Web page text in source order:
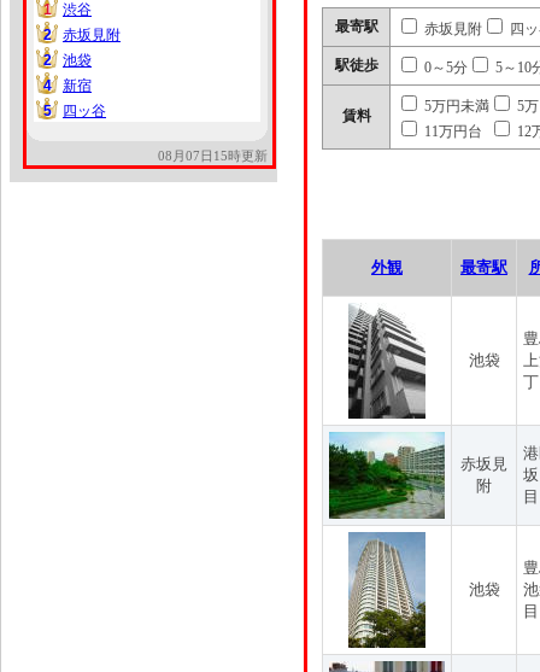
1
1
渋谷
2
2
赤坂見附
2
2
池袋
4
4
新宿
5
5 四ッ谷
08月07日15時更新
最寄駅 赤坂見附 四
駅徒歩 0～5分 5～10
賃料
5万円未満
5
11万円台
12
外観 最寄駅
池袋
赤坂見
附
目
池袋
目